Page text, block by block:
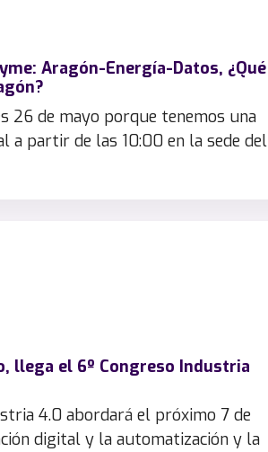
Aragón-Energía-Datos, ¿Qué
26 de mayo porque tenemos una
a partir de las 10:00 en la sede del
llega el 6º Congreso Industria
4.0 abordará el próximo 7 de
digital y la automatización y la